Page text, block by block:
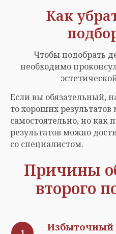
Как
Чтобы подобрать
необходимо
Если вы обязательный,
то хороших
самостоятельно, но как
результатов можно
со специалистом.
Причины
второго
Избыточный